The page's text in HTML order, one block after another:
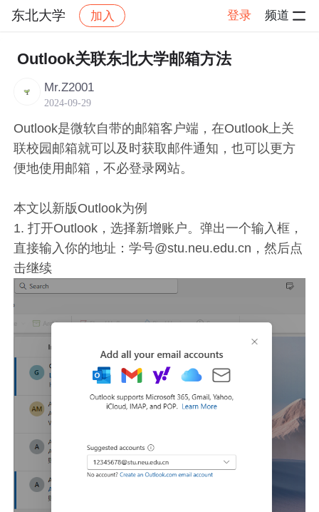
东北大学 加入 登录 频道
社区 东北大学 新生报道 帖子详情
Outlook关联东北大学邮箱方法
Mr.Z2001
2024-09-29
Outlook是微软自带的邮箱客户端，在Outlook上关
联校园邮箱就可以及时获取邮件通知，也可以更方
便地使用邮箱，不必登录网站。
本文以新版Outlook为例
1. 打开Outlook，选择新增账户。弹出一个输入框，
直接输入你的地址：学号@stu.neu.edu.cn，然后点
击继续